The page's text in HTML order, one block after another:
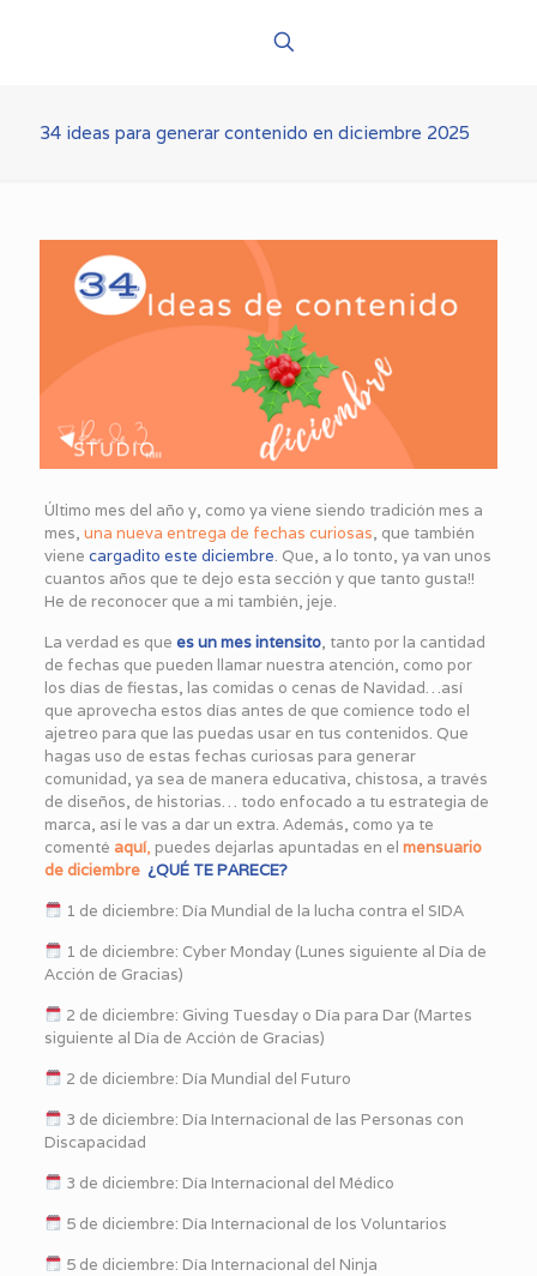
34 ideas para generar contenido en diciembre 2025
Último mes del año y, como ya viene siendo tradición mes a
mes, una nueva entrega de fechas curiosas, que también
viene cargadito este diciembre. Que, a lo tonto, ya van unos
cuantos años que te dejo esta sección y que tanto gusta!!
He de reconocer que a mi también, jeje.
La verdad es que es un mes intensito, tanto por la cantidad
de fechas que pueden llamar nuestra atención, como por
los días de fiestas, las comidas o cenas de Navidad…así
que aprovecha estos días antes de que comience todo el
ajetreo para que las puedas usar en tus contenidos. Que
hagas uso de estas fechas curiosas para generar
comunidad, ya sea de manera educativa, chistosa, a través
de diseños, de historias… todo enfocado a tu estrategia de
marca, así le vas a dar un extra. Además, como ya te
comenté aquí, puedes dejarlas apuntadas en el mensuario
de diciembre ¿QUÉ TE PARECE?
1 de diciembre: Día Mundial de la lucha contra el SIDA
1 de diciembre: Cyber Monday (Lunes siguiente al Día de
Acción de Gracias)
2 de diciembre: Giving Tuesday o Día para Dar (Martes
siguiente al Día de Acción de Gracias)
2 de diciembre: Día Mundial del Futuro
3 de diciembre: Día Internacional de las Personas con
Discapacidad
3 de diciembre: Día Internacional del Médico
5 de diciembre: Día Internacional de los Voluntarios
5 de diciembre: Día Internacional del Ninja